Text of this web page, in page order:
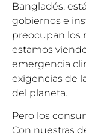
Bangladés,
gobiernos e
preocupan los
estamos
emergencia
exigencias de
del planeta.
Pero los
Con nuestras